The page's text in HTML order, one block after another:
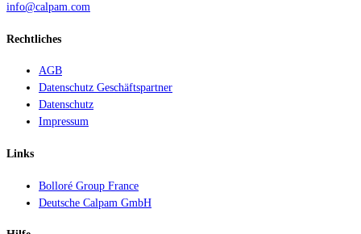
info@calpam.com
Rechtliches
AGB
Datenschutz Geschäftspartner
Datenschutz
Impressum
Links
Bolloré Group France
Deutsche Calpam GmbH